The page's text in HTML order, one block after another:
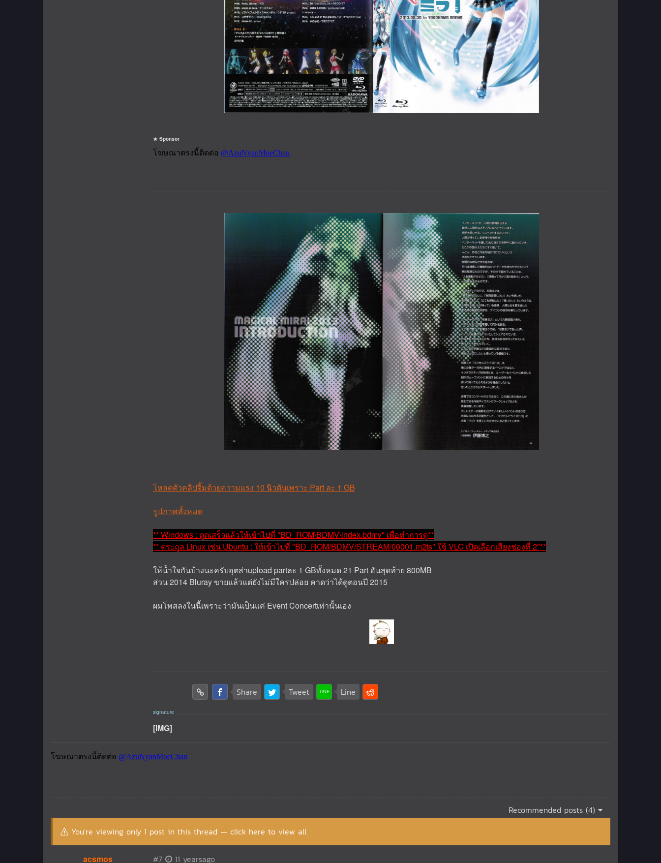
Sponsor
โหลดตัวคลิปจิ้มด้วยความแรง 10 นิวตันเพราะ Part ละ 1 GB
รูปภาพทั้งหมด
** Windows : ดูดเสร็จแล้วให้เข้าไปที่ "BD_ROM\BDMV\index.bdmv" เพื่อทำการดู**
** ตระฤูล Linux เช่น Ubuntu : ให้เข้าไปที่ "BD_ROM/BDMV/STREAM/00001.m2ts" ใช้ VLC เปิดเลือกเสียงช่องที่ 2"**
ให้น้ำใจกันบ้างนะครับอุตส่าupload partละ 1 GBทั้งหมด 21 Part อันสุดท้าย 800MB
ส่วน 2014 Bluray ขายแล้วแต่ยังไม่มีใครปล่อย คาดว่าได้ดูตอนปี 2015
ผมโพสลงในนี้เพราะว่ามันเป็นแค่ Event Concertเท่านั้นเอง
Share Tweet Line
[IMG]
Recommended posts (4)
You're viewing only 1 post in this thread — click here to view all
acsmos #7 11 yearsago